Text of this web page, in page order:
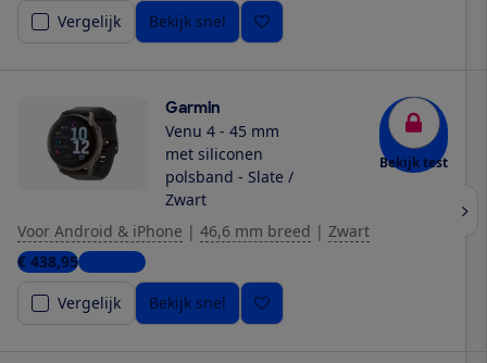
Vergelijk
Bekijk snel
Garmin
Venu 4 - 45 mm
met siliconen
polsband - Slate /
Zwart
Bekijk test
Voor Android & iPhone | 46,6 mm breed | Zwart
€ 438,956 winkels
Vergelijk
Bekijk snel